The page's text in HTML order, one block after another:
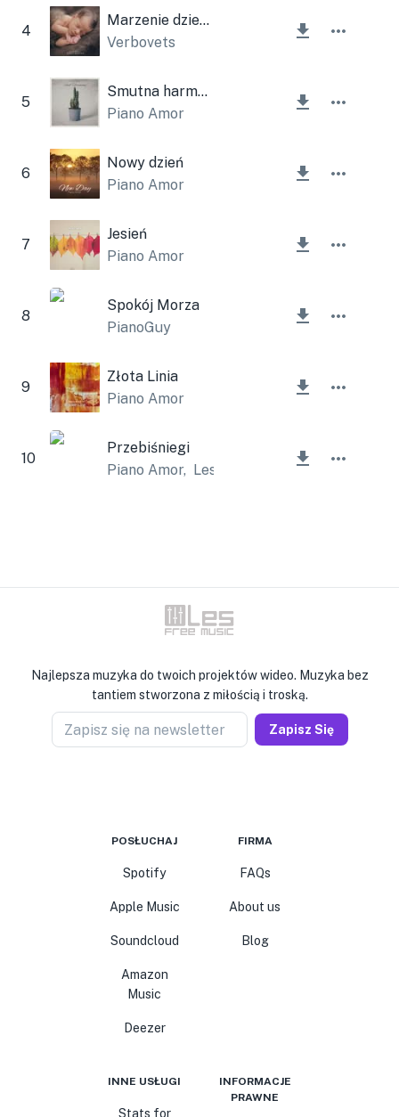
4
Marzenie dziecka
Verbovets
5
Smutna harmonia
Piano Amor
6
Nowy dzień
Piano Amor
7
Jesień
Piano Amor
8
Spokój Morza
PianoGuy
9
Złota Linia
Piano Amor
10
Przebiśniegi
Piano Amor, Lesfm
Najlepsza muzyka do twoich projektów wideo. Muzyka bez
tantiem stworzona z miłością i troską.
Zapisz się na newsletter Zapisz Się
POSŁUCHAJ
Spotify
Apple Music
Soundcloud
Amazon
Music
Deezer
FIRMA
FAQs
About us
Blog
INNE USŁUGI
Stats for
INFORMACJE
PRAWNE